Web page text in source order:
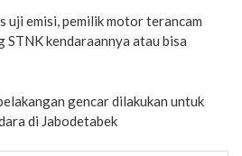
uji emisi, pemilik motor terancam
STNK kendaraannya atau bisa
gencar dilakukan untuk
di Jabodetabek